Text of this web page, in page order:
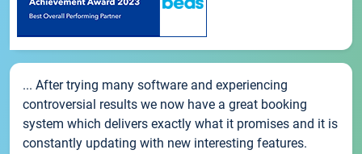
... After trying many software and experiencing
controversial results we now have a great booking
system which delivers exactly what it promises and it is
constantly updating with new interesting features.